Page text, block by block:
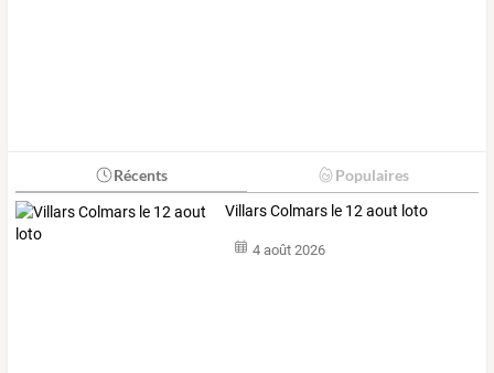
Récents Populaires
Villars Colmars le 12 aout loto
4 août 2026